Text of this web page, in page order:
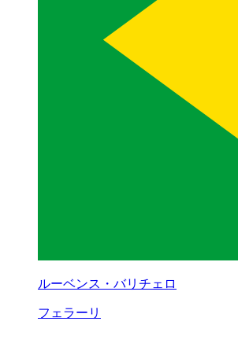
ルーベンス・バリチェロ
フェラーリ